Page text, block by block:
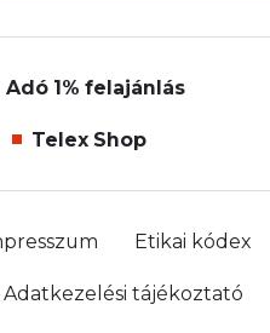
Adó 1% felajánlás
Telex Shop
Etikai kódex
Adatkezelési tájékoztató